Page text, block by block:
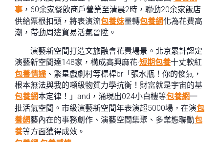
事 ，60余家餐飲商戶營業至清晨2時，聯動20余家飯店
供給票根扣頭，將表演流包養妹量轉包養網化為花費高
潮，帶動周邊貿易活氣晉陞。
演藝新空間打造文旅融會花費場景。北京累計認定
演藝新空間達148家，構成高興麻花·短期包養十丈軟紅
包養情婦 、繁星戲劇村等標桿br「張水瓶！你的傻氣，
根本無法與我的噸級物質力學抗衡！財富就是宇宙的基
包養網本定律！」and，涌現出024小白樓等包養網一
批活氣空間。市級演藝新空間年表演超5000場，在演包
養網藝內在的事務創作、演藝空間集聚、多業態聯動包
養等方面獲得成效。